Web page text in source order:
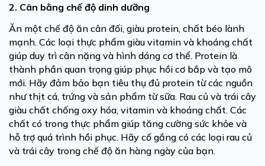
2. Cân bằng chế độ dinh dưỡng
Ăn một chế độ ăn cân đối, giàu protein, chất béo lành
mạnh. Các loại thực phẩm giàu vitamin và khoáng chất
giúp duy trì cân nặng và hình dáng cơ thể. Protein là
thành phần quan trọng giúp phục hồi cơ bắp và tạo mô
mới. Hãy đảm bảo bạn tiêu thụ đủ protein từ các nguồn
như thịt cá, trứng và sản phẩm từ sữa. Rau củ và trái cây
giàu chất chống oxy hóa, vitamin và khoáng chất. Các
chất có trong thực phẩm giúp tăng cường sức khỏe và
hỗ trợ quá trình hồi phục. Hãy cố gắng có các loại rau củ
và trái cây trong chế độ ăn hàng ngày của bạn.